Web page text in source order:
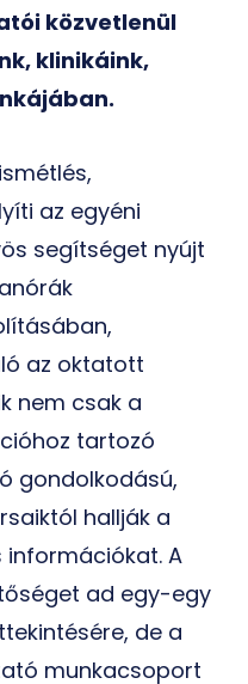
közvetlenül
klinikáink,
az egyéni
segítséget nyújt
az oktatott
nem csak a
tartozó
gondolkodású,
hallják a
A
ad egy-egy
de a
munkacsoport